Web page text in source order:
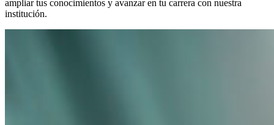
ampliar tus conocimientos y avanzar en tu carrera con nuestra
institución.